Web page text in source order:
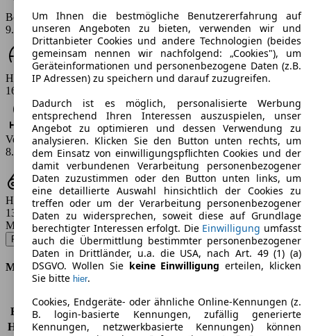
Beschleunigung (0-100 km/h)
9.4 - 14.4 s
Höchstgeschwindigkeit (km/h)
164 - 206 km/h
Verbrauch
8.7 - 11.2 l/100km
Hubraum
1388 - 1999 ccm
Modellbezeichnung :
Focus Turnier 1.4 16V Style+ - 59 KW (80 PS) (2009/09 - 2010/06)▼
Motor & Leistung
KW (PS)
59 kW (80 PS)
Beschleunigung (0-100 km/h) 14,4s
Höchstgeschwindigkeit (km/h) 164 km/h
Um Ihnen die bestmögliche Benutzererfahrung auf
unseren Angeboten zu bieten, verwenden wir und
Drittanbieter Cookies und andere Technologien (beides
gemeinsam nennen wir nachfolgend: „Cookies"), um
Geräteinformationen und personenbezogene Daten (z.B.
IP Adressen) zu speichern und darauf zuzugreifen.
Dadurch ist es möglich, personalisierte Werbung
entsprechend Ihren Interessen auszuspielen, unser
Angebot zu optimieren und dessen Verwendung zu
analysieren. Klicken Sie den Button unten rechts, um
dem Einsatz von einwilligungspflichten Cookies und der
damit verbundenen Verarbeitung personenbezogener
Daten zuzustimmen oder den Button unten links, um
eine detaillierte Auswahl hinsichtlich der Cookies zu
treffen oder um der Verarbeitung personenbezogener
Daten zu widersprechen, soweit diese auf Grundlage
berechtigter Interessen erfolgt. Die Einwilligung umfasst
auch die Übermittlung bestimmter personenbezogener
Daten in Drittländer, u.a. die USA, nach Art. 49 (1) (a)
DSGVO. Wollen Sie keine Einwilligung erteilen, klicken
Sie bitte hier.
Cookies, Endgeräte- oder ähnliche Online-Kennungen (z.
B. login-basierte Kennungen, zufällig generierte
Kennungen, netzwerkbasierte Kennungen) können